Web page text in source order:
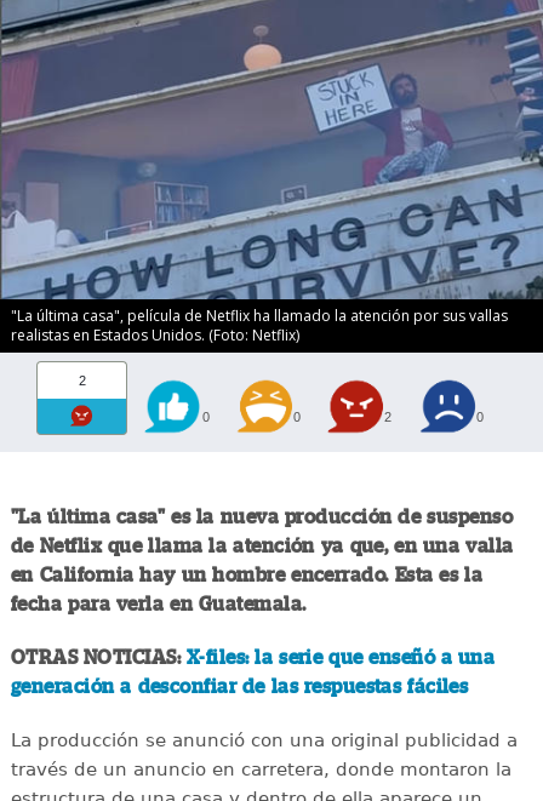
"La última casa", película de Netflix ha llamado la atención por sus vallas
realistas en Estados Unidos. (Foto: Netflix)
2
0 0 2 0
"La última casa" es la nueva producción de suspenso
de Netflix que llama la atención ya que, en una valla
en California hay un hombre encerrado. Esta es la
fecha para verla en Guatemala.
OTRAS NOTICIAS: X-files: la serie que enseñó a una
generación a desconfiar de las respuestas fáciles
La producción se anunció con una original publicidad a
través de un anuncio en carretera, donde montaron la